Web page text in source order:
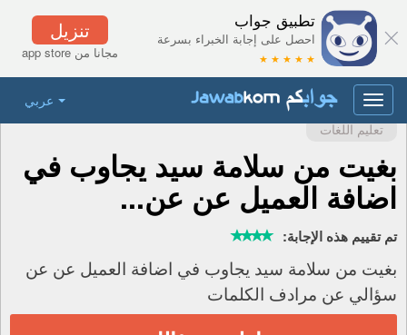
تنزيل
مجانا من app store
تطبيق جواب
احصل على إجابة الخبراء بسرعة
★ ★ ★ ★ ★
عربي
Toggle
navigation
تعليم اللغات
بغيت من سلامة سيد يجاوب في
اضافة العميل عن عن...
تم تقييم هذه الإجابة:
بغيت من سلامة سيد يجاوب في اضافة العميل عن عن
سؤالي عن مرادف الكلمات